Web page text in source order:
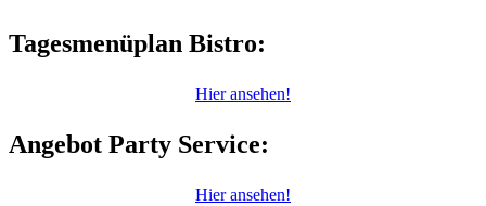
Tagesmenüplan Bistro:
Hier ansehen!
Angebot Party Service:
Hier ansehen!